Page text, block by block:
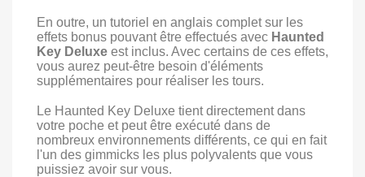
En outre, un tutoriel en anglais complet sur les
effets bonus pouvant être effectués avec Haunted
Key Deluxe est inclus. Avec certains de ces effets,
vous aurez peut-être besoin d'éléments
supplémentaires pour réaliser les tours.
Le Haunted Key Deluxe tient directement dans
votre poche et peut être exécuté dans de
nombreux environnements différents, ce qui en fait
l'un des gimmicks les plus polyvalents que vous
puissiez avoir sur vous.